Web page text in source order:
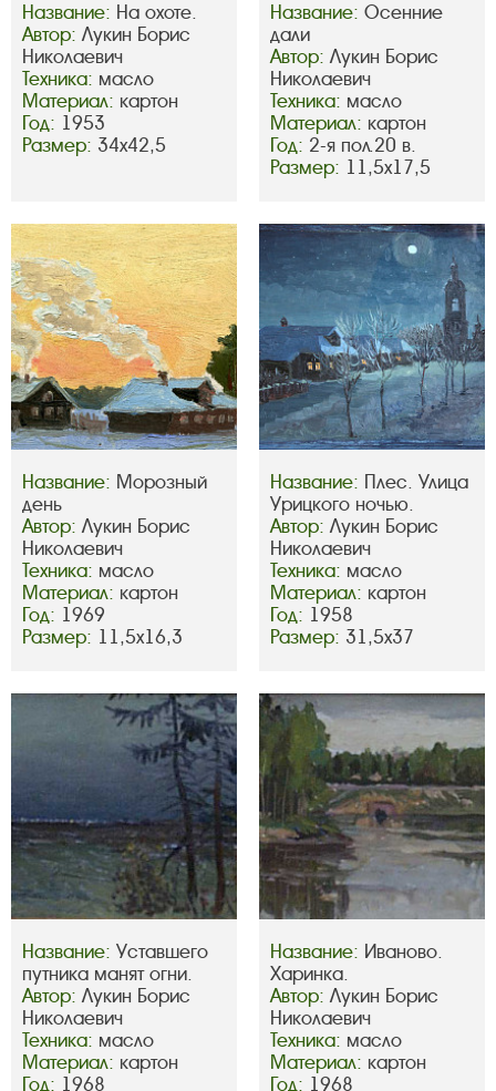
Название: На охоте.
Автор: Лукин Борис
Николаевич
Техника: масло
Материал: картон
Год: 1953
Размер: 34х42,5
Название: Осенние
дали
Автор: Лукин Борис
Николаевич
Техника: масло
Материал: картон
Год: 2-я пол.20 в.
Размер: 11,5х17,5
Название: Морозный
день
Автор: Лукин Борис
Николаевич
Техника: масло
Материал: картон
Год: 1969
Размер: 11,5х16,3
Название: Плес. Улица
Урицкого ночью.
Автор: Лукин Борис
Николаевич
Техника: масло
Материал: картон
Год: 1958
Размер: 31,5х37
Название: Уставшего
путника манят огни.
Автор: Лукин Борис
Николаевич
Техника: масло
Материал: картон
Год: 1968
Название: Иваново.
Харинка.
Автор: Лукин Борис
Николаевич
Техника: масло
Материал: картон
Год: 1968